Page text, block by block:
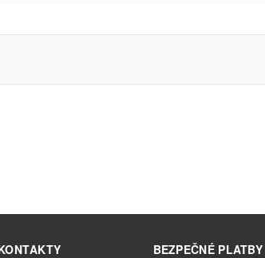
BEZPEČNÉ PLATBY